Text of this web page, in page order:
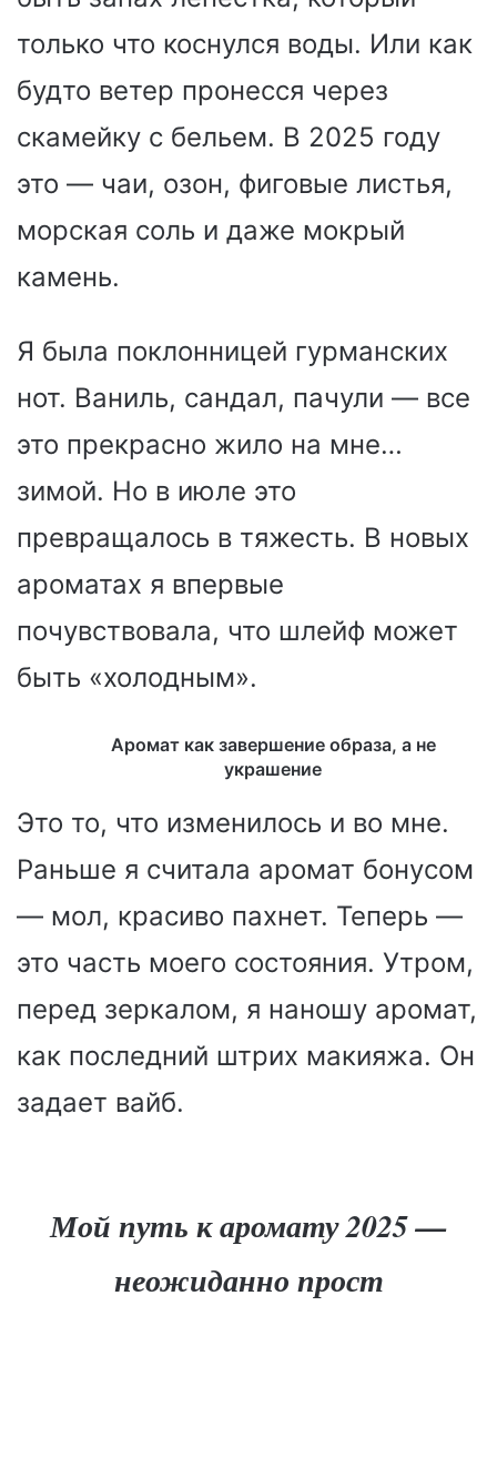
только что коснулся воды. Или как
будто ветер пронесся через
скамейку с бельем. В 2025 году
это — чаи, озон, фиговые листья,
морская соль и даже мокрый
камень.
Я была поклонницей гурманских
нот. Ваниль, сандал, пачули — все
это прекрасно жило на мне…
зимой. Но в июле это
превращалось в тяжесть. В новых
ароматах я впервые
почувствовала, что шлейф может
быть «холодным».
Аромат как завершение образа, а не
украшение
Это то, что изменилось и во мне.
Раньше я считала аромат бонусом
— мол, красиво пахнет. Теперь —
это часть моего состояния. Утром,
перед зеркалом, я наношу аромат,
как последний штрих макияжа. Он
задает вайб.
Мой путь к аромату 2025 —
неожиданно прост